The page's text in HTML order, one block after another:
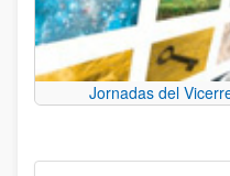
Jornadas del